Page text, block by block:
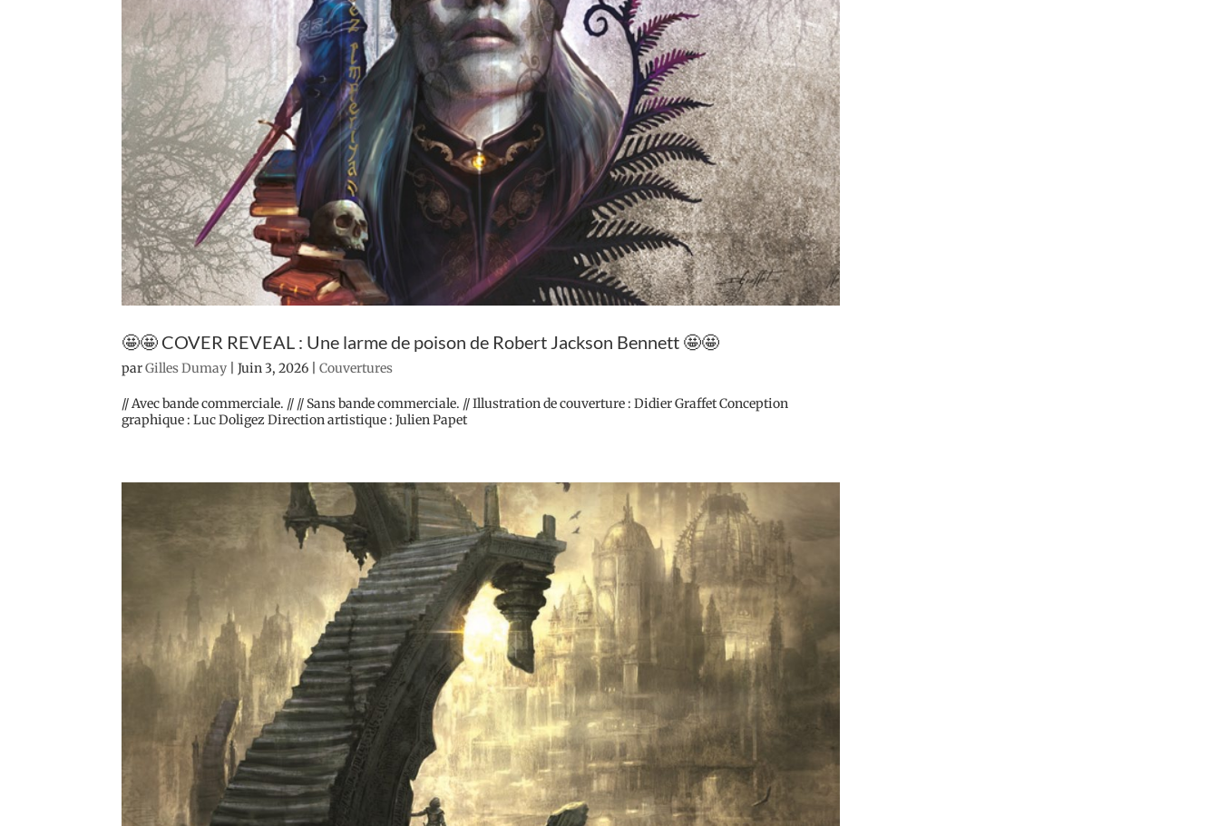
🤩🤩 COVER REVEAL : Une larme de poison de Robert Jackson Bennett 🤩🤩
parGilles Dumay |Juin 3, 2026 |Couvertures
// Avec bande commerciale. // // Sans bande commerciale. // Illustration de couverture : Didier Graffet Conception
graphique : Luc Doligez Direction artistique : Julien Papet